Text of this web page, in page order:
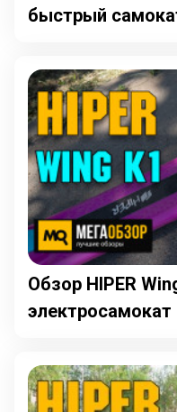
быстрый
Обзор HIPER
электросамокат